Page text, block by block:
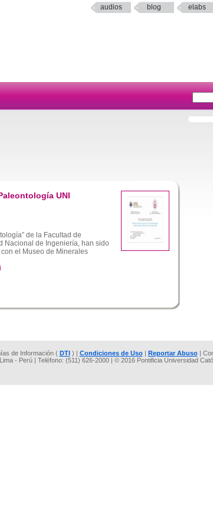
audios blog elabs
UNI
de la Facultad de
Nacional de Ingeniería, han sido
el Museo de Minerales
de Información ( DTI) | Condiciones de Uso| Reportar Abuso|
- Perú | Teléfono: (511) 626-2000 | © 2016 Pontificia Universidad